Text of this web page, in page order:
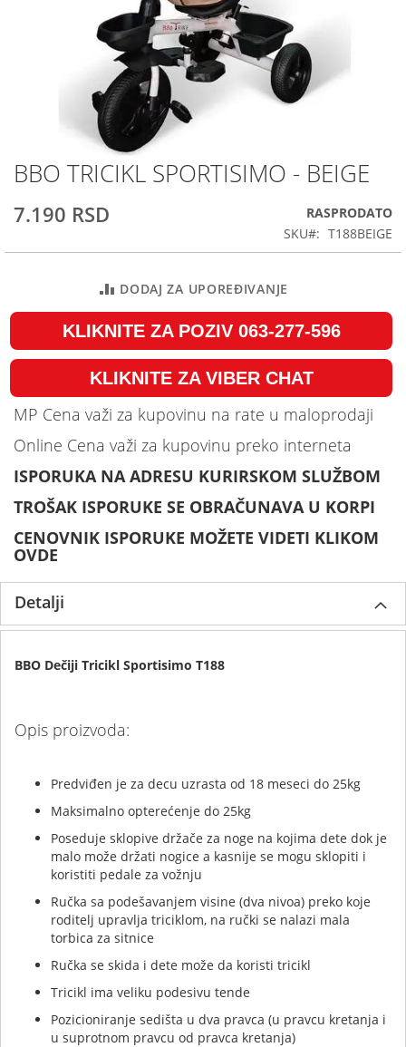
Skip
to
the
beginning
the
BBO TRICIKL SPORTISIMO - BEIGE
7.190 RSD
RASPRODATO
SKU
T188BEIGE
DODAJ ZA UPOREĐIVANJE
KLIKNITE ZA POZIV 063-277-596
KLIKNITE ZA VIBER CHAT
MP Cena važi za kupovinu na rate u maloprodaji
Online Cena važi za kupovinu preko interneta
ISPORUKA NA ADRESU KURIRSKOM SLUŽBOM
TROŠAK ISPORUKE SE OBRAČUNAVA U KORPI
CENOVNIK ISPORUKE MOŽETE VIDETI KLIKOM
OVDE
Detalji
BBO Dečiji Tricikl Sportisimo T188
Opis proizvoda:
Predviđen je za decu uzrasta od 18 meseci do 25kg
Maksimalno opterećenje do 25kg
Poseduje sklopive držače za noge na kojima dete dok je
malo može držati nogice a kasnije se mogu sklopiti i
koristiti pedale za vožnju
Ručka sa podešavanjem visine (dva nivoa) preko koje
roditelj upravlja triciklom, na ručki se nalazi mala
torbica za sitnice
Ručka se skida i dete može da koristi tricikl
Tricikl ima veliku podesivu tende
Pozicioniranje sedišta u dva pravca (u pravcu kretanja i
u suprotnom pravcu od pravca kretanja)